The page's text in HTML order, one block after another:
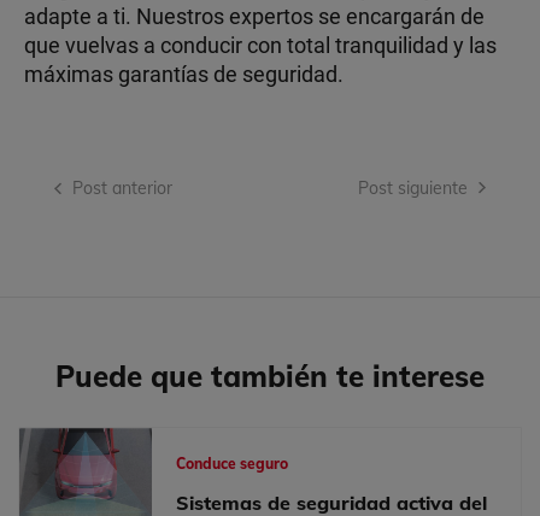
adapte a ti. Nuestros expertos se encargarán de
que vuelvas a conducir con total tranquilidad y las
máximas garantías de seguridad.
Navegación
Post anterior Post siguiente
Puede que también te interese
Conduce seguro
Sistemas de seguridad activa del